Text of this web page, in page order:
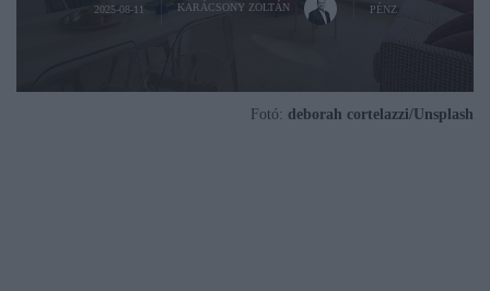
2025-08-11 KARÁCSONY ZOLTÁN PÉNZ
Fotó: deborah cortelazzi/Unsplash